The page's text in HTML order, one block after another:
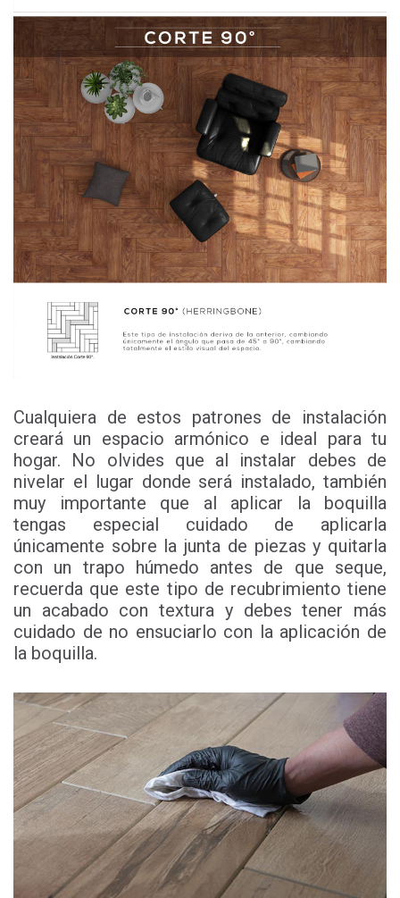
Cualquiera de estos patrones de instalación
creará un espacio armónico e ideal para tu
hogar. No olvides que al instalar debes de
nivelar el lugar donde será instalado, también
muy importante que al aplicar la boquilla
tengas especial cuidado de aplicarla
únicamente sobre la junta de piezas y quitarla
con un trapo húmedo antes de que seque,
recuerda que este tipo de recubrimiento tiene
un acabado con textura y debes tener más
cuidado de no ensuciarlo con la aplicación de
la boquilla.